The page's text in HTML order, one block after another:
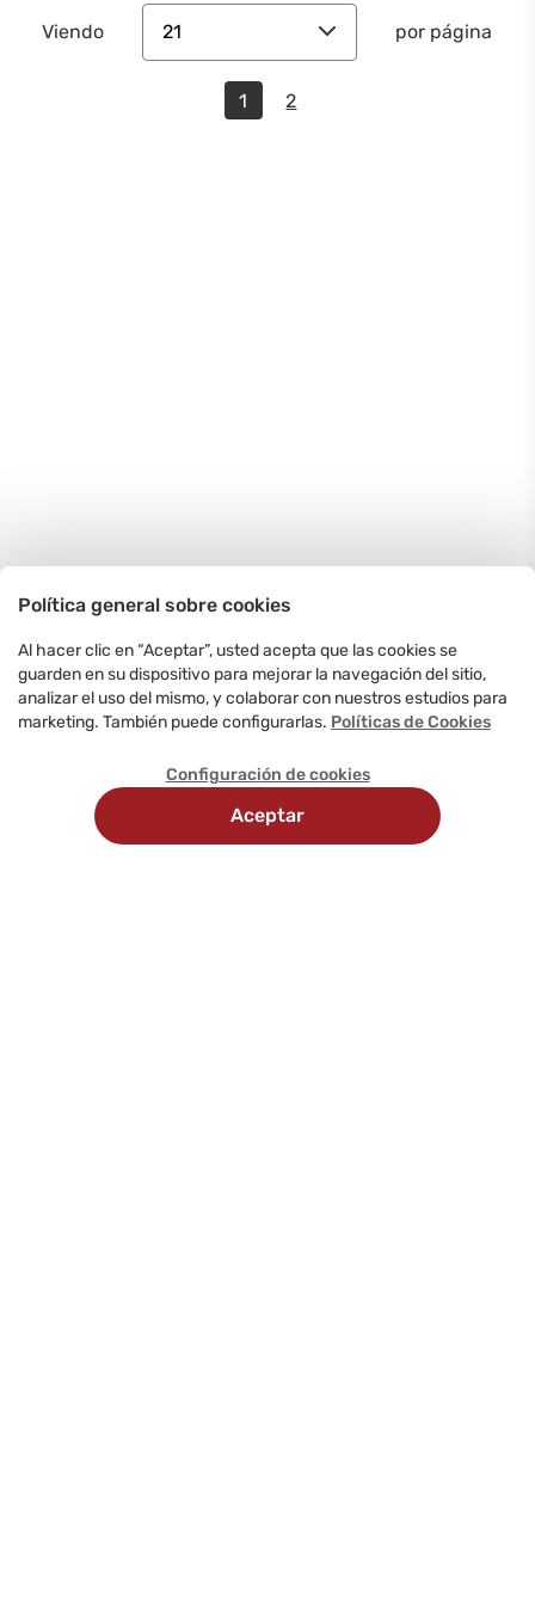
Viendo 21 por página
1 2
Política general sobre cookies
Al hacer clic en “Aceptar”, usted acepta que las cookies se
guarden en su dispositivo para mejorar la navegación del sitio,
analizar el uso del mismo, y colaborar con nuestros estudios para
marketing. También puede configurarlas. Políticas de Cookies
Configuración de cookies
Aceptar